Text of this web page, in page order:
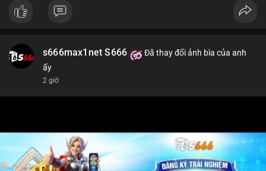
s666max1net S666
Đã thay đổi ảnh bìa của anh
ấy
2 giờ